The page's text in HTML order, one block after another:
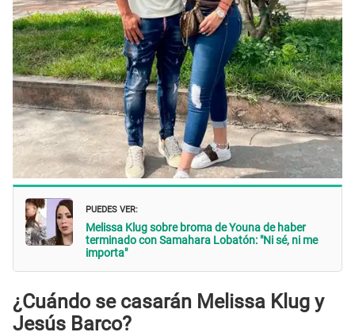
PUEDES VER:
Melissa Klug sobre broma de Youna de haber
terminado con Samahara Lobatón: "Ni sé, ni me
importa"
¿Cuándo se casarán Melissa Klug y
Jesús Barco?